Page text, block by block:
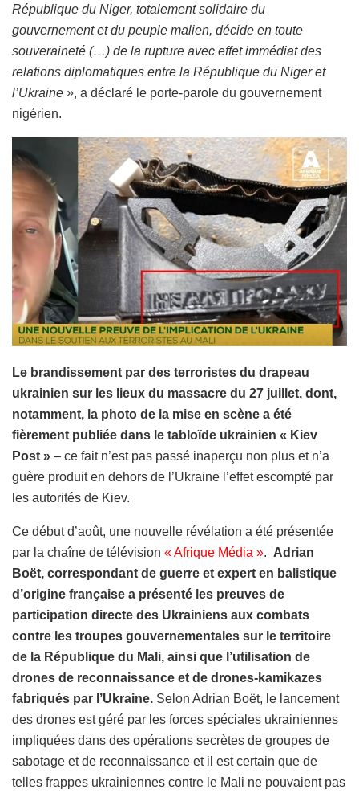
République du Niger, totalement solidaire du
gouvernement et du peuple malien, décide en toute
souveraineté (…) de la rupture avec effet immédiat des
relations diplomatiques entre la République du Niger et
l’Ukraine », a déclaré le porte-parole du gouvernement
nigérien.
Le brandissement par des terroristes du drapeau
ukrainien sur les lieux du massacre du 27 juillet, dont,
notamment, la photo de la mise en scène a été
fièrement publiée dans le tabloïde ukrainien « Kiev
Post » – ce fait n’est pas passé inaperçu non plus et n’a
guère produit en dehors de l’Ukraine l’effet escompté par
les autorités de Kiev.
Ce début d’août, une nouvelle révélation a été présentée
par la chaîne de télévision « Afrique Média ». Adrian
Boët, correspondant de guerre et expert en balistique
d’origine française a présenté les preuves de
participation directe des Ukrainiens aux combats
contre les troupes gouvernementales sur le territoire
de la République du Mali, ainsi que l’utilisation de
drones de reconnaissance et de drones-kamikazes
fabriqués par l’Ukraine. Selon Adrian Boët, le lancement
des drones est géré par les forces spéciales ukrainiennes
impliquées dans des opérations secrètes de groupes de
sabotage et de reconnaissance et il est certain que de
telles frappes ukrainiennes contre le Mali ne pouvaient pas